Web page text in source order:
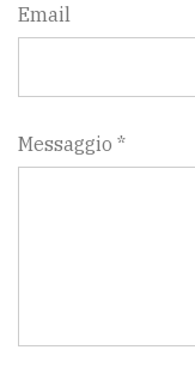
Email
Messaggio *